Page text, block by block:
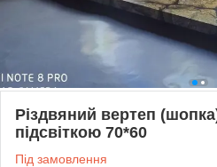
Різдвяний вертеп
підсвіткою 70*60
Під замовлення